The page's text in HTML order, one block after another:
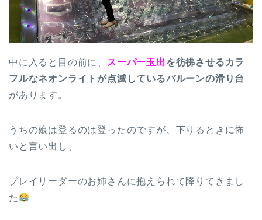
中に入ると目の前に、 スーパー玉出を彷彿させるカラ
フルなネオンライトが点滅しているバルーンの滑り台
があります。
うちの娘は登るのは登ったのですが、下りるときに怖
いと言い出し、
プレイリーダーのお姉さんに抱えられて降りてきまし
た